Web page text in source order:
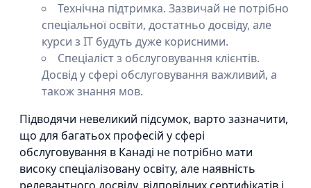
Технічна підтримка. Зазвичай не потрібно
спеціальної освіти, достатньо досвіду, але
курси з IT будуть дуже корисними.
Спеціаліст з обслуговування клієнтів.
Досвід у сфері обслуговування важливий, а
також знання мов.
Підводячи невеликий підсумок, варто зазначити,
що для багатьох професій у сфері
обслуговування в Канаді не потрібно мати
високу спеціалізовану освіту, але наявність